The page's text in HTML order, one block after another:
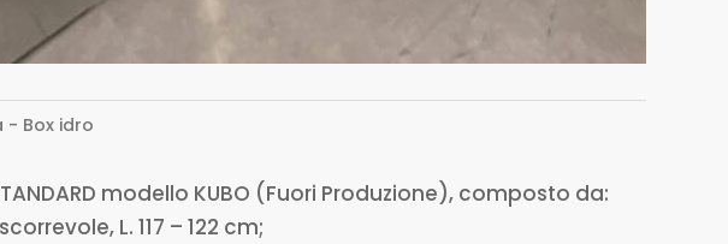
- Box idro
modello KUBO (Fuori Produzione), composto da:
L. 117 – 122 cm;